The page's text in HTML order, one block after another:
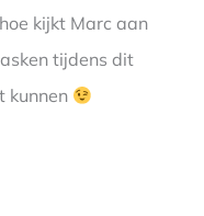
kijkt Marc aan
tijdens dit
kunnen